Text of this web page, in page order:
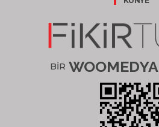
BİR WOOMEDYA